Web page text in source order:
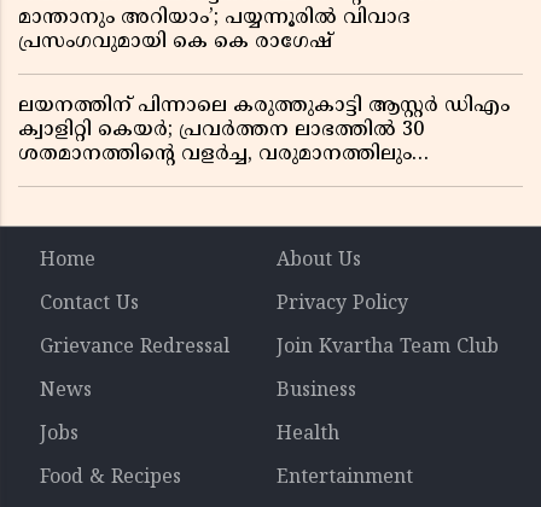
മാന്താനും അറിയാം’; പയ്യന്നൂരിൽ വിവാദ
പ്രസംഗവുമായി കെ കെ രാഗേഷ്
ലയനത്തിന് പിന്നാലെ കരുത്തുകാട്ടി ആസ്റ്റർ ഡിഎം
ക്വാളിറ്റി കെയർ; പ്രവർത്തന ലാഭത്തിൽ 30
ശതമാനത്തിൻ്റെ വളർച്ച, വരുമാനത്തിലും
Home
About Us
Contact Us
Privacy Policy
Grievance Redressal
Join Kvartha Team Club
News
Business
Jobs
Health
Food & Recipes
Entertainment